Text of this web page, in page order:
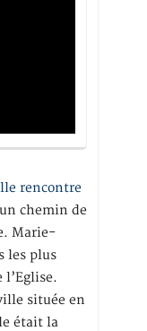
rencontre
chemin de
Marie-
les plus
située en
était la